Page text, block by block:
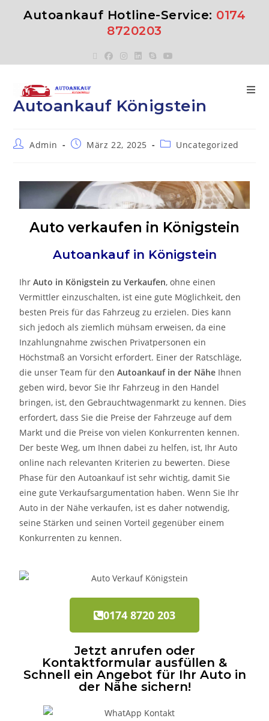
Autoankauf Hotline-Service: 0174
8720203
Autoankauf Königstein
Admin März 22, 2025 Uncategorized
Auto verkaufen in Königstein
Autoankauf in Königstein
IhrAuto in KönigsteinzuVerkaufen, ohne einen
Vermittler einzuschalten, ist eine gute Möglichkeit, den
besten Preis für das Fahrzeug zu erzielen. Dies kann
sich jedoch als ziemlich mühsam erweisen, da eine
Inzahlungnahme zwischen Privatpersonen ein
Höchstmaß an Vorsicht erfordert. Einer der Ratschläge,
die unser Team für denAutoankauf in der Nähe Ihnen
geben wird, bevor Sie Ihr Fahrzeug in den Handel
bringen, ist, den Gebrauchtwagenmarkt zu kennen. Dies
erfordert, dass Sie die Preise der Fahrzeuge auf dem
Markt und die Preise von vielen Konkurrenten kennen.
Der beste Weg, um Ihnen dabei zu helfen, ist, Ihr Auto
online nach relevanten Kriterien zu bewerten. Diese
Phase für den Autoankauf ist sehr wichtig, damit Sie
eine gute Verkaufsargumentation haben. Wenn Sie Ihr
Auto in der Nähe verkaufen, ist es daher notwendig,
seine Stärken und seinen Vorteil gegenüber einem
Konkurrenten zu kennen.
0174 8720 203
Jetzt anrufen oder
Kontaktformular ausfüllen &
Schnell ein Angebot für Ihr Auto in
der Nähe sichern!